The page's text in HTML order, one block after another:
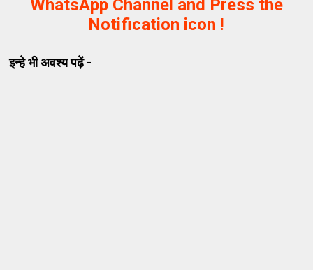
WhatsApp Channel and Press the
Notification icon !
इन्हे भी अवश्य पढ़ें -